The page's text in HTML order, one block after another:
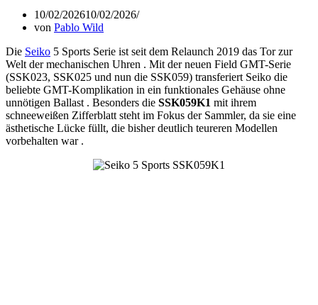
10/02/202610/02/2026
von Pablo Wild
Die Seiko 5 Sports Serie ist seit dem Relaunch 2019 das Tor zur
Welt der mechanischen Uhren . Mit der neuen Field GMT-Serie
(SSK023, SSK025 und nun die SSK059) transferiert Seiko die
beliebte GMT-Komplikation in ein funktionales Gehäuse ohne
unnötigen Ballast . Besonders die SSK059K1 mit ihrem
schneeweißen Zifferblatt steht im Fokus der Sammler, da sie eine
ästhetische Lücke füllt, die bisher deutlich teureren Modellen
vorbehalten war .